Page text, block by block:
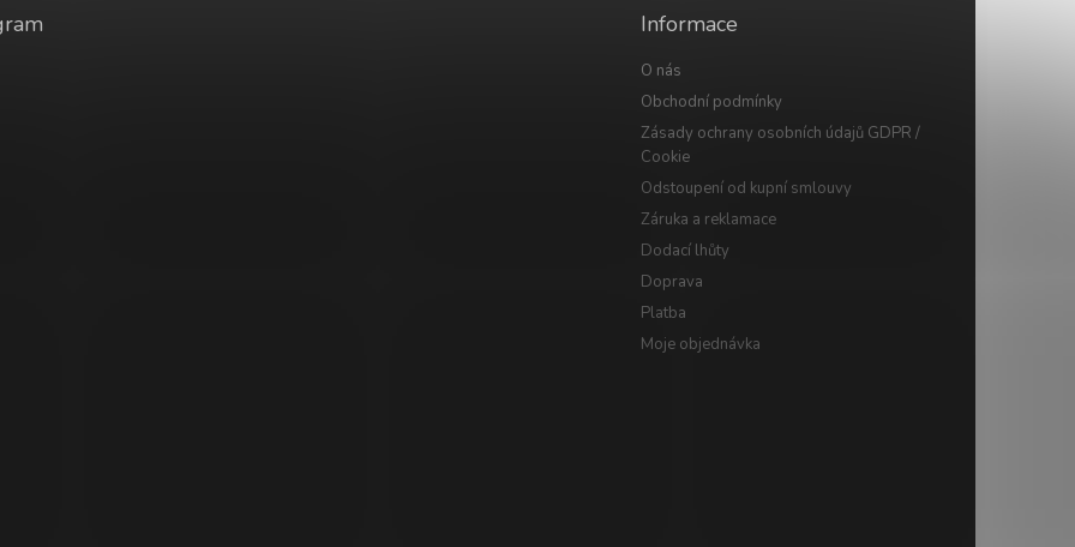
Informace
O nás
Obchodní podmínky
Zásady ochrany osobních údajů GDPR /
Cookie
Odstoupení od kupní smlouvy
Záruka a reklamace
Dodací lhůty
Doprava
Platba
Moje objednávka